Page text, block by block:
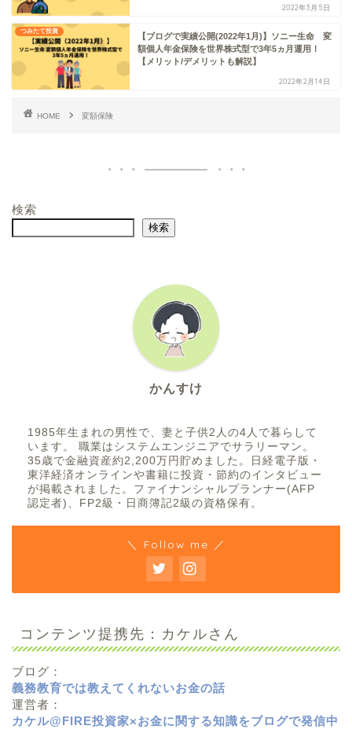
2022年3月5日
つみたて投資
【ブログで実績公開(2022年1月)】ソニー生命 変
額個人年金保険を世界株式型で3年5ヵ月運用！
【メリット/デメリットも解説】
2022年2月14日
HOME 変額保険
検索
検索
かんすけ
1985年生まれの男性で、妻と子供2人の4人で暮らして
います。 職業はシステムエンジニアでサラリーマン。
35歳で金融資産約2,200万円貯めました。日経電子版・
東洋経済オンラインや書籍に投資・節約のインタビュー
が掲載されました。ファイナンシャルプランナー(AFP
認定者)、FP2級・日商簿記2級の資格保有。
＼ Follow me ／
コンテンツ提携先：カケルさん
ブログ：
義務教育では教えてくれないお金の話
運営者：
カケル@FIRE投資家×お金に関する知識をブログで発信中